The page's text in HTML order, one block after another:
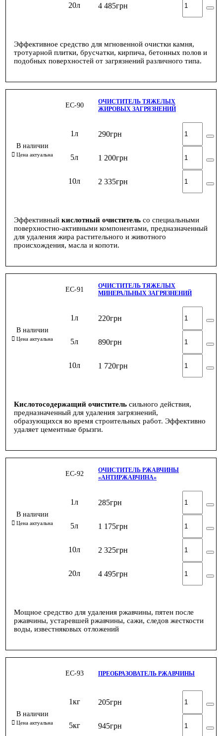
20л 4 485грн
Эффективное средство для мгновенной очистки камня,
тротуарной плитки, брусчатки, кирпича, бетонных полов и
подобных поверхностей от загрязнений различного типа.
ЕС-90
ОЧИСТИТЕЛЬ ТЯЖЕЛЫХ
ЖИРОВЫХ ЗАГРЯЗНЕНИЙ
1л 290грн
5л 1 200грн
10л 2 335грн
Эффективный кислотный очиститель со специальными
поверхностно-активными компонентами, предназначенный
для удаления жира растительного и животного
происхождения, масла и копоти.
ЕС-91
ОЧИСТИТЕЛЬ ТЯЖЕЛЫХ
МИНЕРАЛЬНЫХ ЗАГРЯЗНЕНИЙ
1л 220грн
5л 890грн
10л 1 720грн
Кислотосодержащий очиститель сильного действия,
предназначенный для удаления загрязнений,
образующихся во время строительных работ. Эффективно
удаляет цементные брызги.
ЕС-92
ОЧИСТИТЕЛЬ РЖАВЧИНЫ
«АНТИРЖАВЧИНА»
1л 285грн
5л 1 175грн
10л 2 325грн
20л 4 495грн
Мощное средство для удаления ржавчины, пятен после
ржавчины, устаревшей ржавчины, сажи, следов жесткости
воды, известняковых отложений
ЕС-93 ПРЕОБРАЗОВАТЕЛЬ РЖАВЧИНЫ
1кг 205грн
5кг 945грн